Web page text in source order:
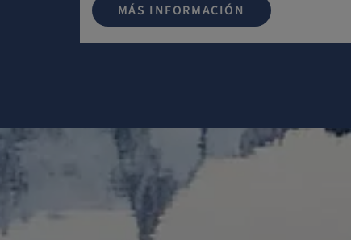
MÁS INFORMACIÓN